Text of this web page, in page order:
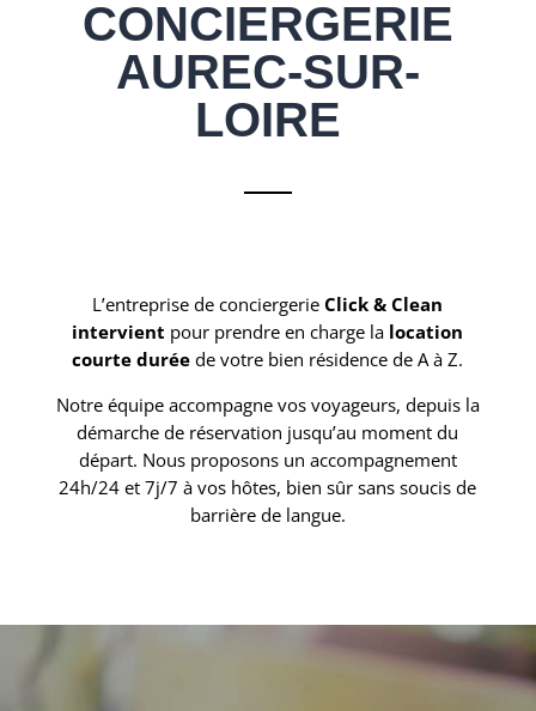
CONCIERGERIE
AUREC-SUR-
LOIRE
L’entreprise de conciergerieClick & Clean
intervient pour prendre en charge la location
courte durée de votre bien résidence de A à Z.
Notre équipe accompagne vos voyageurs, depuis la
démarche de réservation jusqu’au moment du
départ. Nous proposons un accompagnement
24h/24 et 7j/7 à vos hôtes, bien sûr sans soucis de
barrière de langue.